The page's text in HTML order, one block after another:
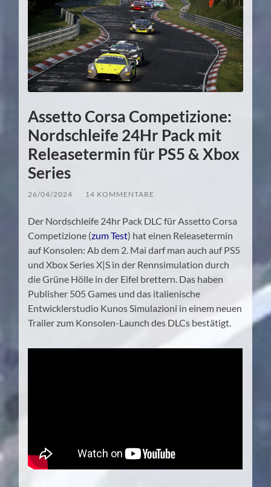
Assetto Corsa Competizione:
Nordschleife 24Hr Pack mit
Releasetermin für PS5 & Xbox
Series
26/04/2024 14 KOMMENTARE
Der Nordschleife 24hr Pack DLC für Assetto Corsa
Competizione (zum Test) hat einen Releasetermin
auf Konsolen: Ab dem 2. Mai darf man auch auf PS5
und Xbox Series X|S in der Rennsimulation durch
die Grüne Hölle in der Eifel brettern. Das haben
Publisher 505 Games und das italienische
Entwicklerstudio Kunos Simulazioni in einem neuen
Trailer zum Konsolen-Launch des DLCs bestätigt.